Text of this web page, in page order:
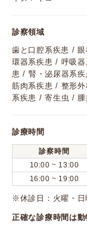
診察領域
歯と口腔系疾患 /
環器系疾患 / 呼吸
患 / 腎・泌尿器系
筋肉系疾患 / 整形
系疾患 / 寄生虫 /
診療時間
診察時間
10:00 ~ 13:00
16:00 ~ 19:00
※休診日：火曜・日
正確な診療時間は動